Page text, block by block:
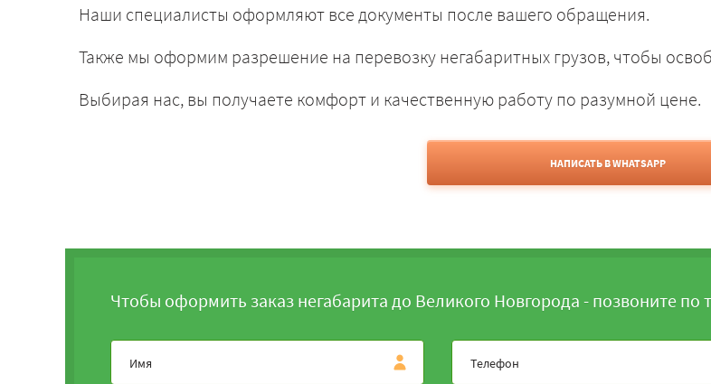
Наши специалисты оформляют все документы после вашего обращения.
Также мы оформим разрешение на перевозку негабаритных грузов, чтобы
Выбирая нас, вы получаете комфорт и качественную работу по разумной цене.
НАПИСАТЬ В WHATSAPP
Чтобы оформить заказ негабарита до Великого Новгорода - позвоните по